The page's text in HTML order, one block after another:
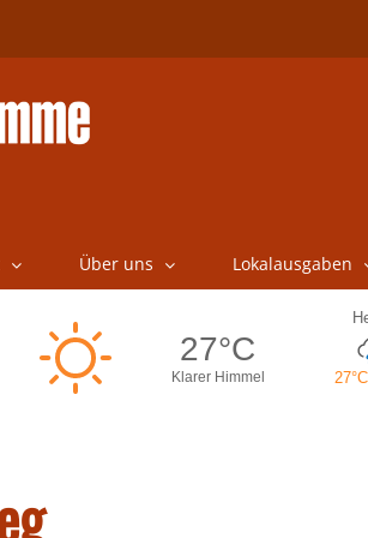
Über uns Lokalausgaben